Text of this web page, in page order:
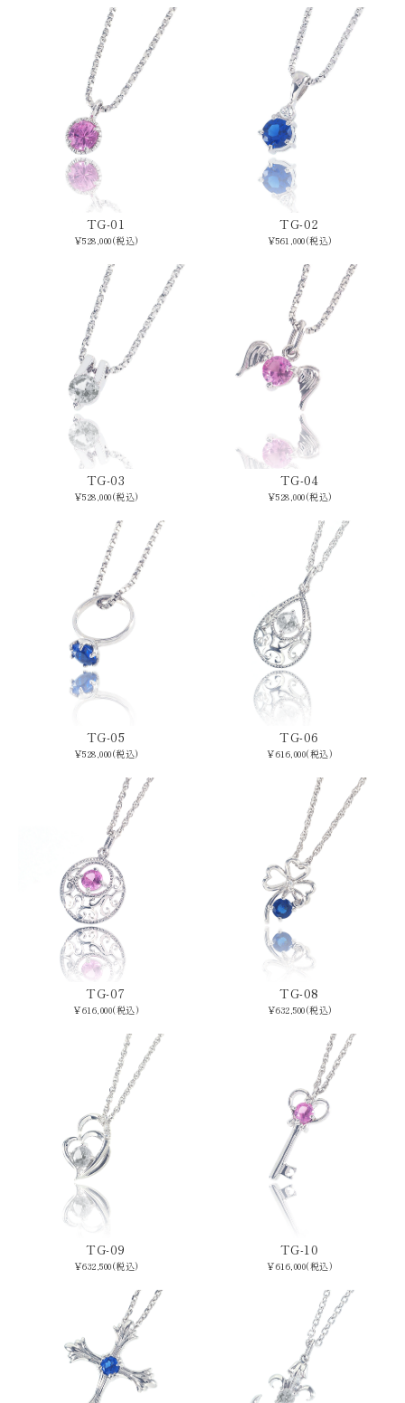
TG-01
￥528,000(税込)
TG-02
￥561,000(税込)
TG-03
￥528,000(税込)
TG-04
￥528,000(税込)
TG-05
￥528,000(税込)
TG-06
￥616,000(税込)
TG-07
￥616,000(税込)
TG-08
￥632,500(税込)
TG-09
￥632,500(税込)
TG-10
￥616,000(税込)